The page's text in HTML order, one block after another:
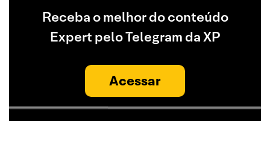
Receba o melhor do conteúdo
Expert pelo Telegram da XP
Acessar